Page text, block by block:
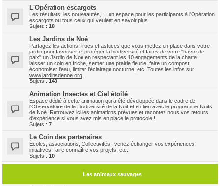
L'Opération escargots
Les résultats, les nouveautés, ... un espace pour les participants à l'Opération
escargots ou tous ceux qui veulent en savoir plus.
Sujets : 18
Les Jardins de Noé
Partagez les actions, trucs et astuces que vous mettez en place dans votre
jardin pour favoriser et protéger la biodiversité et faites de votre "havre de
paix" un Jardin de Noé en respectant les 10 engagements de la charte :
laisser un coin en friche, semer une prairie fleurie, faire un compost,
économiser l'eau, limiter l'éclairage nocturne, etc. Toutes les infos sur
www.jardinsdenoe.org
Sujets : 140
Animation Insectes et Ciel étoilé
Espace dédié à cette animation qui a été développée dans le cadre de
l'Observatoire de la Biodiversité de la Nuit et en lien avec le programme Nuits
de Noé. Retrouvez ici les animations prévues et racontez nous vos retours
d'expérience si vous avez mis en place le protocole !
Sujets : 7
Le Coin des partenaires
Ècoles, associations, Collectivités : venez échanger vos expériences,
initiatives, faire connaître vos projets, etc.
Sujets : 10
Les animaux sauvages